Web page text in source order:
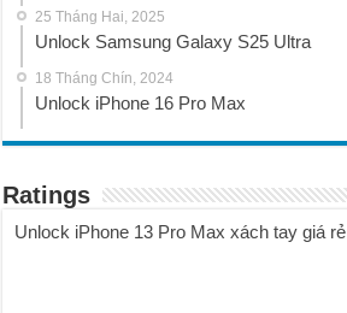
25 Tháng Hai, 2025
Unlock Samsung Galaxy S25 Ultra
18 Tháng Chín, 2024
Unlock iPhone 16 Pro Max
Ratings
Unlock iPhone 13 Pro Max xách tay giá rẻ